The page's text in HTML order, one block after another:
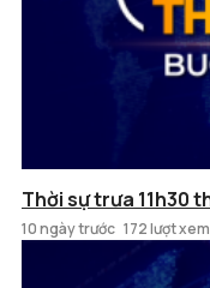
Thời sự trưa 11h30
10 ngày trước 172 lượt xem